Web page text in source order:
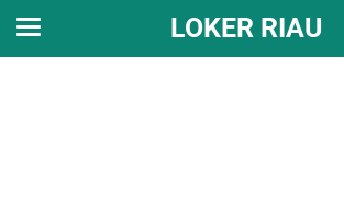
LOKER RIAU